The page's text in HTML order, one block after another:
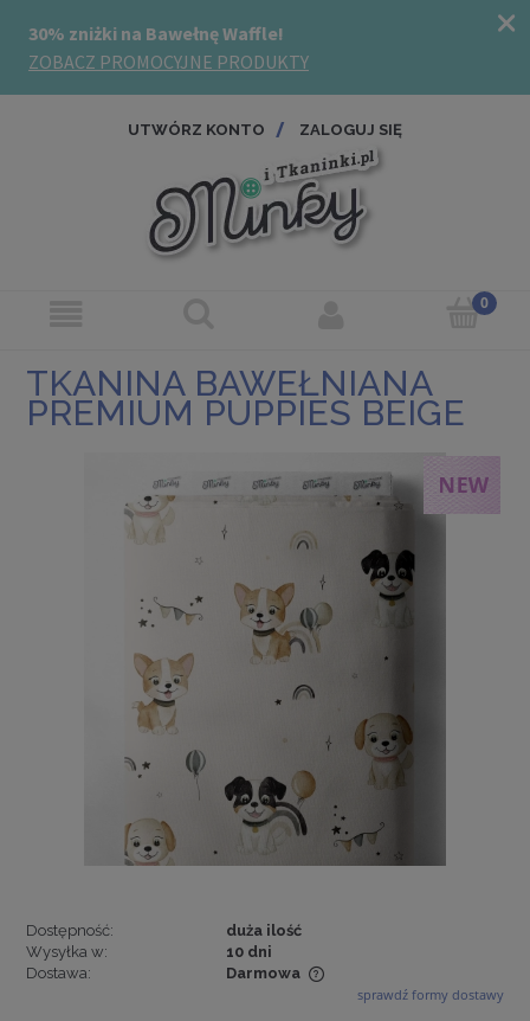
UTWÓRZ KONTO ZALOGUJ SIĘ
TKANINA BAWEŁNIANA
PREMIUM PUPPIES BEIGE
Dostępność:
duża ilość
Wysyłka w:
10 dni
Dostawa:
Darmowa
Cena nie zawiera ewentualnych kosztów płatności
sprawdź formy dostawy